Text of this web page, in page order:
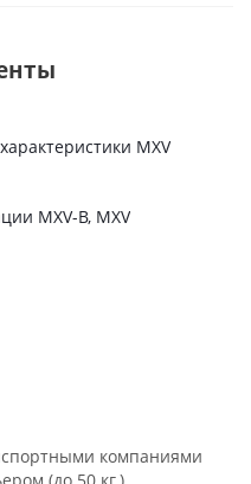
MXV
MXV-B, MXV
компаниями